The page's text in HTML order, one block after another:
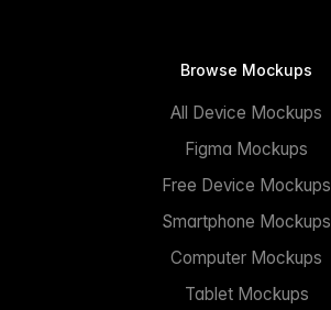
Browse Mockups
All Device Mockups
Figma Mockups
Free Device Mockups
Smartphone Mockups
Computer Mockups
Tablet Mockups